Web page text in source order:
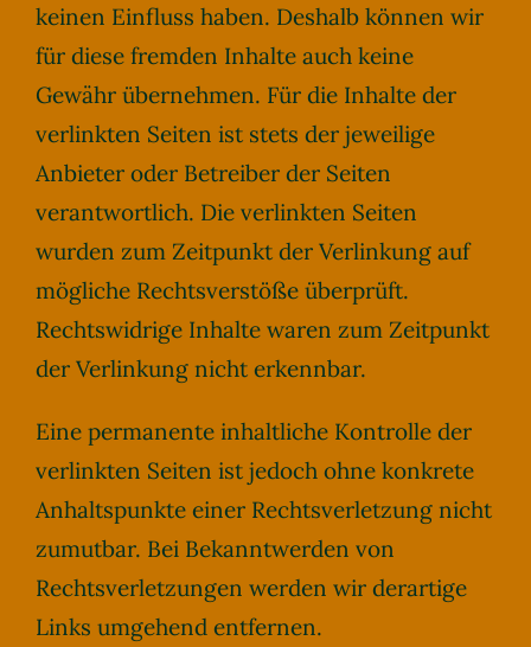
keinen Einfluss haben. Deshalb können wir
für diese fremden Inhalte auch keine
Gewähr übernehmen. Für die Inhalte der
verlinkten Seiten ist stets der jeweilige
Anbieter oder Betreiber der Seiten
verantwortlich. Die verlinkten Seiten
wurden zum Zeitpunkt der Verlinkung auf
mögliche Rechtsverstöße überprüft.
Rechtswidrige Inhalte waren zum Zeitpunkt
der Verlinkung nicht erkennbar.
Eine permanente inhaltliche Kontrolle der
verlinkten Seiten ist jedoch ohne konkrete
Anhaltspunkte einer Rechtsverletzung nicht
zumutbar. Bei Bekanntwerden von
Rechtsverletzungen werden wir derartige
Links umgehend entfernen.